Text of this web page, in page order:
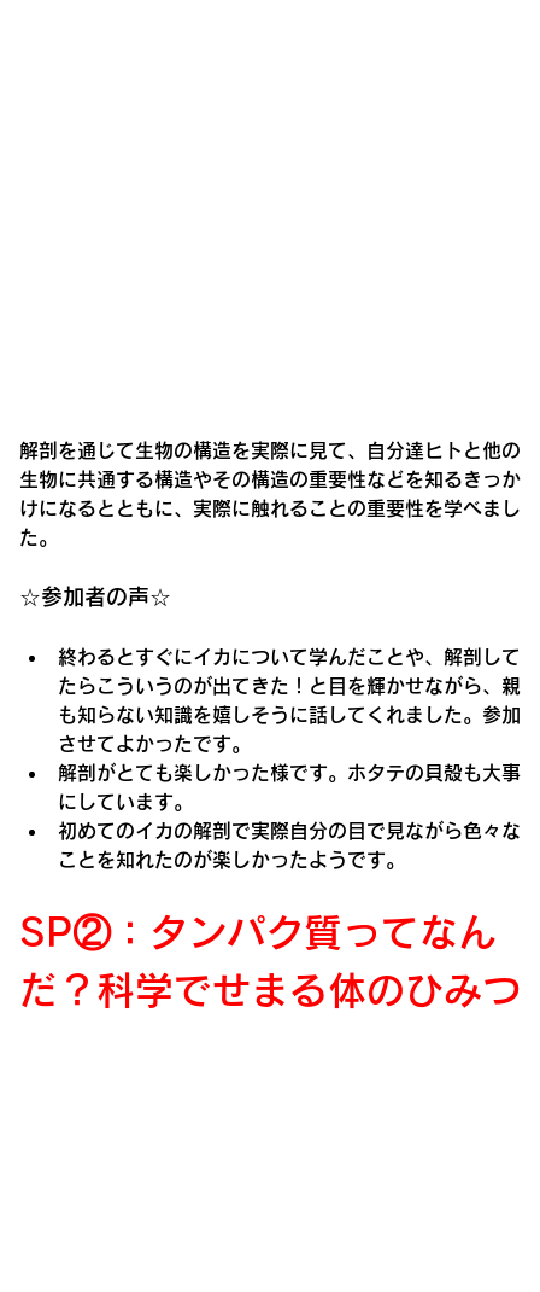
解剖を通じて生物の構造を実際に見て、自分達ヒトと他の
生物に共通する構造やその構造の重要性などを知るきっか
けになるとともに、実際に触れることの重要性を学べまし
た。
☆参加者の声☆
終わるとすぐにイカについて学んだことや、解剖して
たらこういうのが出てきた！と目を輝かせながら、親
も知らない知識を嬉しそうに話してくれました。参加
させてよかったです。
解剖がとても楽しかった様です。ホタテの貝殻も大事
にしています。
初めてのイカの解剖で実際自分の目で見ながら色々な
ことを知れたのが楽しかったようです。
SP②： タンパク質ってなん
だ？科学でせまる体のひみつ